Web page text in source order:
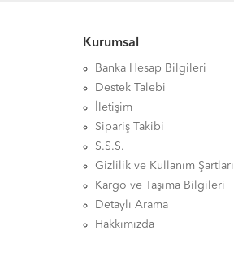
Kurumsal
Banka Hesap Bilgileri
Destek Talebi
İletişim
Sipariş Takibi
S.S.S.
Gizlilik ve Kullanım Şartları
Kargo ve Taşıma Bilgileri
Detaylı Arama
Hakkımızda